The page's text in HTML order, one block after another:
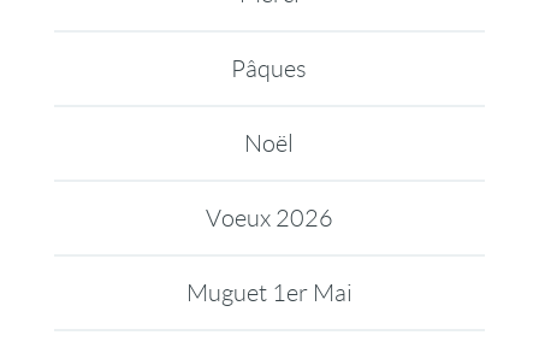
Pâques
Noël
Voeux 2026
Muguet 1er Mai